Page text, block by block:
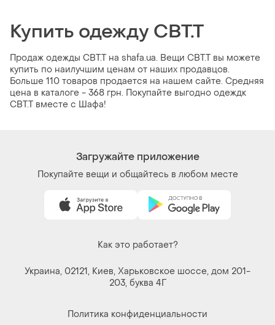
Купить одежду СВТ.Т
Продаж одежды СВТ.Т на shafa.ua. Вещи СВТ.Т вы можете
купить по наилучшим ценам от наших продавцов.
Больше 110 товаров продается на нашем сайте. Средняя
цена в каталоге - 368 грн. Покупайте выгодно одеждк
СВТ.Т вместе с Шафа!
Загружайте приложение
Покупайте вещи и общайтесь в любом месте
Как это работает?
Украина, 02121, Киев, Харьковское шоссе, дом 201-
203, буква 4Г
Политика конфиденциальности